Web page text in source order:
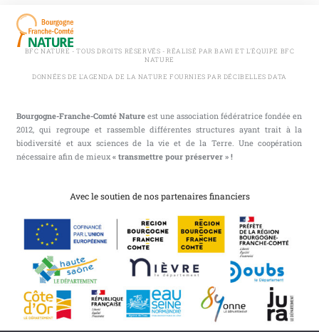
BFC NATURE - TOUS DROITS RÉSERVÉS - RÉALISÉ PAR BAWI ET L'ÉQUIPE BFC
NATURE
DONNÉES DE L'AGENDA DE LA NATURE FOURNIES PAR DÉCIBELLES DATA
Bourgogne-Franche-Comté Nature est une association fédératrice fondée en
2012, qui regroupe et rassemble différentes structures ayant trait à la
biodiversité et aux sciences de la vie et de la Terre. Une coopération
nécessaire afin de mieux« transmettre pour préserver » !
Avec le soutien de nos partenaires financiers